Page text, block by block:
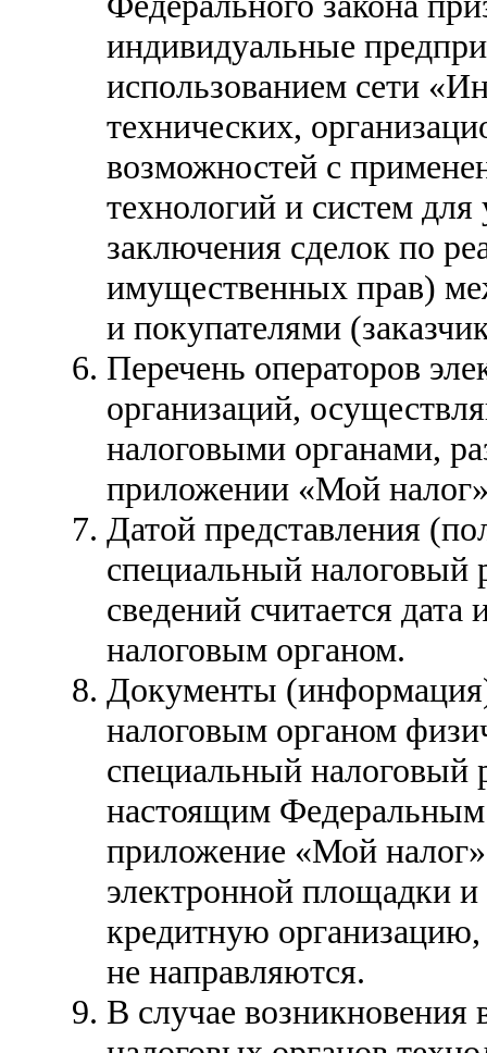
индивидуальные
использованием сети
технических,
возможностей с
технологий и систем для
заключения сделок по
имущественных прав)
и покупателями
Перечень операторов
организаций,
налоговыми органами,
приложении «Мой
Датой представления
специальный
сведений считается
налоговым органом.
Документы
налоговым органом
специальный налоговый
настоящим Федеральным
приложение «Мой
электронной площадки
кредитную
не направляются.
В случае